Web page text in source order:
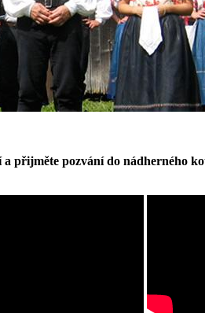
přijměte pozvání do nádherného